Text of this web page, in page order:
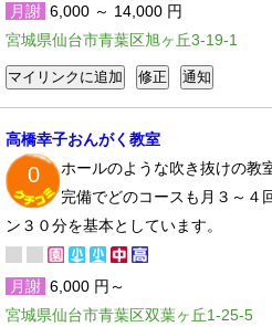
月謝 6,000 ～ 14,000 円
宮城県仙台市青葉区旭ヶ丘3-19-1
高橋幸子おんがく教室
0
ホールのような吹き抜けの教
完備でどのコースも月３～４
ン３０分を基本としています。
月謝 6,000 円～
宮城県仙台市青葉区双葉ヶ丘1-25-5